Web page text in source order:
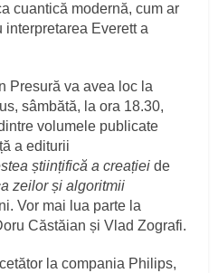
cuantică modernă, cum ar
interpretarea Everett a
Presură va avea loc la
sâmbătă, la ora 18.30,
volumele publicate
a editurii
științifică a creației de
zeilor și algoritmii
Vor mai lua parte la
Căstăian și Vlad Zografi.
la compania Philips,